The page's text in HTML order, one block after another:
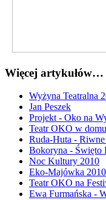
Więcej artykułów…
Wyżyna Teatralna
Jan Peszek
Projekt - Oko na
Teatr OKO w
Ruda-Huta -
Bokoryna - Święto
Noc Kultury 2010
Eko-Majówka 2010
Teatr OKO na
Ewa Furmańska -